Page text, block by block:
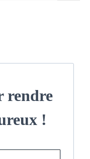
rendre
!